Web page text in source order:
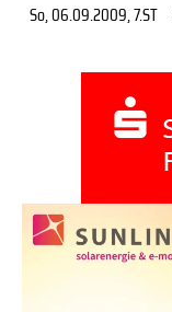
So, 06.09.2009, 7.ST